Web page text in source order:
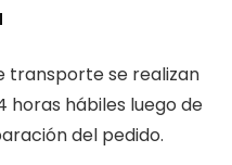
transporte se realizan
hábiles luego de
del pedido.